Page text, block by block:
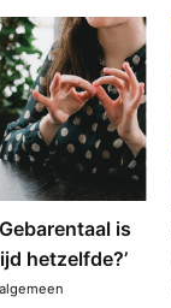
is
hetzelfde?’
algemeen